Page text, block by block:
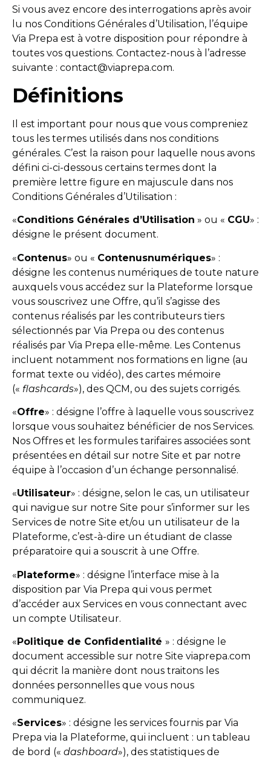
Si vous avez encore des interrogations après avoir
lu nos Conditions Générales d’Utilisation, l’équipe
Via Prepa est à votre disposition pour répondre à
toutes vos questions. Contactez-nous à l’adresse
suivante : contact@viaprepa.com.
Définitions
Il est important pour nous que vous compreniez
tous les termes utilisés dans nos conditions
générales. C’est la raison pour laquelle nous avons
défini ci-ci-dessous certains termes dont la
première lettre figure en majuscule dans nos
Conditions Générales d’Utilisation :
«Conditions Générales d’Utilisation » ou « CGU» :
désigne le présent document.
«Contenus» ou « Contenusnumériques» :
désigne les contenus numériques de toute nature
auxquels vous accédez sur la Plateforme lorsque
vous souscrivez une Offre, qu’il s’agisse des
contenus réalisés par les contributeurs tiers
sélectionnés par Via Prepa ou des contenus
réalisés par Via Prepa elle-même. Les Contenus
incluent notamment nos formations en ligne (au
format texte ou vidéo), des cartes mémoire
(« flashcards»), des QCM, ou des sujets corrigés.
«Offre» : désigne l’offre à laquelle vous souscrivez
lorsque vous souhaitez bénéficier de nos Services.
Nos Offres et les formules tarifaires associées sont
présentées en détail sur notre Site et par notre
équipe à l’occasion d’un échange personnalisé.
«Utilisateur» : désigne, selon le cas, un utilisateur
qui navigue sur notre Site pour s’informer sur les
Services de notre Site et/ou un utilisateur de la
Plateforme, c’est-à-dire un étudiant de classe
préparatoire qui a souscrit à une Offre.
«Plateforme» : désigne l’interface mise à la
disposition par Via Prepa qui vous permet
d’accéder aux Services en vous connectant avec
un compte Utilisateur.
«Politique de Confidentialité » : désigne le
document accessible sur notre Site viaprepa.com
qui décrit la manière dont nous traitons les
données personnelles que vous nous
communiquez.
«Services» : désigne les services fournis par Via
Prepa via la Plateforme, qui incluent : un tableau
de bord (« dashboard»), des statistiques de